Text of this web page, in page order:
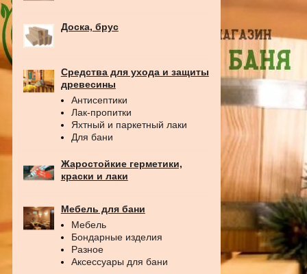
Доска, брус
Средства для ухода и защиты
древесины
Антисептики
Лак-пропитки
Яхтный и паркетный лаки
Для бани
Жаростойкие герметики,
краски и лаки
Мебель для бани
Мебель
Бондарные изделия
Разное
Аксессуары для бани